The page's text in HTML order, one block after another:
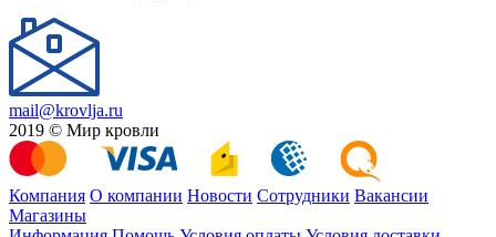
mail@krovlja.ru
2019 © Мир кровли
Компания О компании Новости Сотрудники Вакансии
Магазины